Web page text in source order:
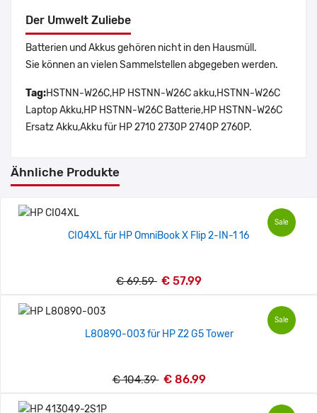
Der Umwelt Zuliebe
Batterien und Akkus gehören nicht in den Hausmüll.
Sie können an vielen Sammelstellen abgegeben werden.
Tag:HSTNN-W26C,HP HSTNN-W26C akku,HSTNN-W26C
Laptop Akku,HP HSTNN-W26C Batterie,HP HSTNN-W26C
Ersatz Akku,Akku für HP 2710 2730P 2740P 2760P.
Ähnliche Produkte
Sale
CI04XL für HP OmniBook X Flip 2-IN-1 16
€ 69.59 € 57.99
Sale
L80890-003 für HP Z2 G5 Tower
€ 104.39 € 86.99